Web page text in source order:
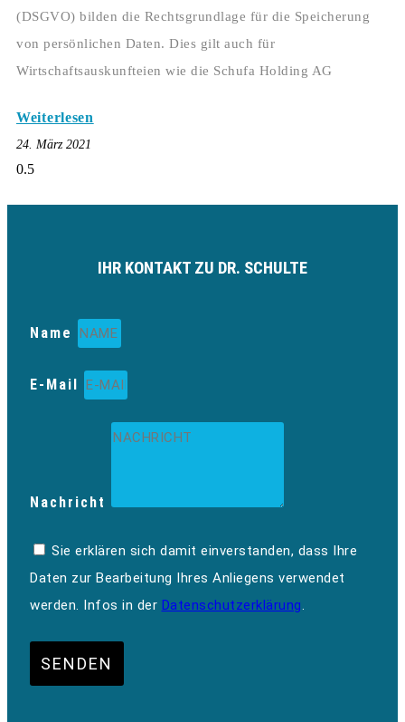
(DSGVO) bilden die Rechtsgrundlage für die Speicherung
von persönlichen Daten. Dies gilt auch für
Wirtschaftsauskunfteien wie die Schufa Holding AG
Weiterlesen
24. März 2021
IHR KONTAKT ZU DR. SCHULTE
Name
E-Mail
Nachricht
Sie erklären sich damit einverstanden, dass Ihre
Daten zur Bearbeitung Ihres Anliegens verwendet
werden. Infos in der Datenschutzerklärung.
SENDEN